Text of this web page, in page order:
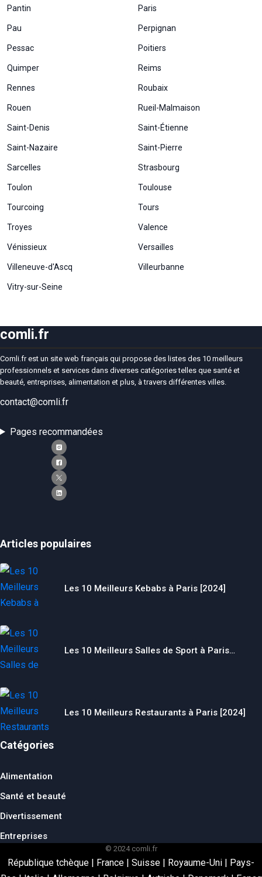
Pantin Paris
Pau Perpignan
Pessac Poitiers
Quimper Reims
Rennes Roubaix
Rouen Rueil-Malmaison
Saint-Denis Saint-Étienne
Saint-Nazaire Saint-Pierre
Sarcelles Strasbourg
Toulon Toulouse
Tourcoing Tours
Troyes Valence
Vénissieux Versailles
Villeneuve-d'Ascq Villeurbanne
Vitry-sur-Seine
comli.fr
Comli.fr est un site web français qui propose des listes des 10 meilleurs
professionnels et services dans diverses catégories telles que santé et
beauté, entreprises, alimentation et plus, à travers différentes villes.
contact@comli.fr
Pages recommandées
Articles populaires
Les 10 Meilleurs Kebabs à Paris [2024]
Les 10 Meilleurs Salles de Sport à Paris…
Les 10 Meilleurs Restaurants à Paris [2024]
Catégories
Alimentation
Santé et beauté
Divertissement
Entreprises
© 2024 comli.fr
République tchèque | France | Suisse | Royaume-Uni | Pays-
Ces cookies ne
sont pas
facultatifs. Ils
nécessaires au
du site Web.
Statistiques
nous
puissions
fonctionnalité
du site Web,
de la façon
Web est
utilisé.
Experience
Afin que notre
aussi bien que
possible lors
Si vous
refusez ces
cookies,
fonctionnalités
du site Web.
Marketing
En partageant
votre intérêt et
site, vous
chances de
contenu et des
offres